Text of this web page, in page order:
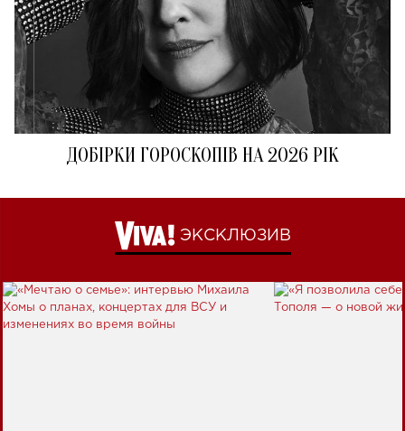
ДОБІРКИ ГОРОСКОПІВ НА 2026 РІК
ЭКСКЛЮЗИВ